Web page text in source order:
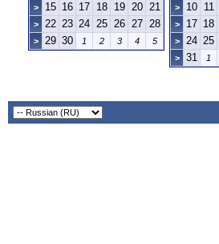
> 15 16 17 18 19 20 21
> 22 23 24 25 26 27 28
> 29 30 1 2 3 4 5
> 10 11
> 17 18
> 24 25
> 31 1